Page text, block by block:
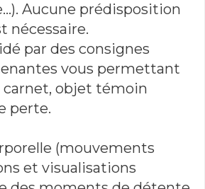
Aucune prédisposition
nécessaire.
par des consignes
vous permettant
carnet, objet témoin
perte.
(mouvements
et visualisations